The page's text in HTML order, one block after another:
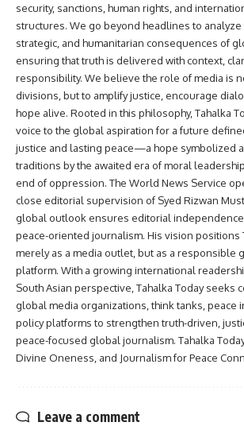
security, sanctions, human rights, and
structures. We go beyond headlines to analyze
strategic, and humanitarian consequences of
ensuring that truth is delivered with context,
responsibility. We believe the role of media is
divisions, but to amplify justice, encourage
hope alive. Rooted in this philosophy, Tahalka
voice to the global aspiration for a future
justice and lasting peace—a hope symbolized
traditions by the awaited era of moral
end of oppression. The World News Service
close editorial supervision of Syed Rizwan
global outlook ensures editorial
peace-oriented journalism. His vision positions
merely as a media outlet, but as a responsible
platform. With a growing international
South Asian perspective, Tahalka Today seeks
global media organizations, think tanks, peace
policy platforms to strengthen truth-driven,
peace-focused global journalism. Tahalka
Divine Oneness, and Journalism for Peace
Leave a comment